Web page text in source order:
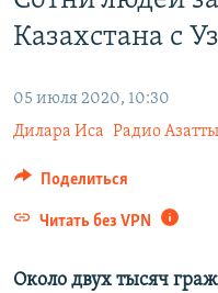
ELIFBE
УКРАИНСКАЯ ПРОБЛЕМА
Все сайты RFE/RL
Казахстана с
05 июля 2020, 10:30
Дилара Иса Радио
Поделиться
Читать без VPN
Около двух тысяч